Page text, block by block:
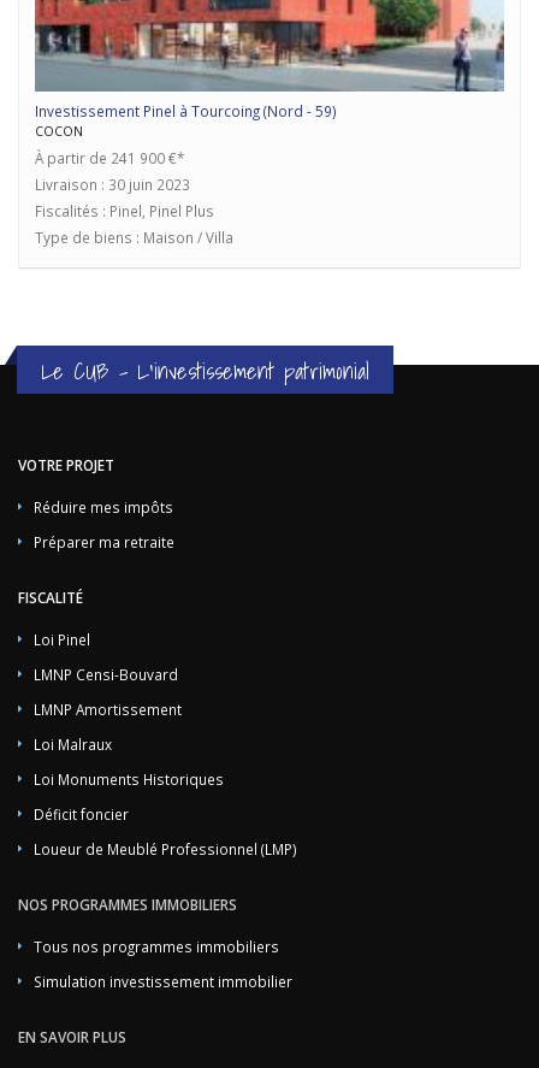
Investissement Pinel à Tourcoing (Nord - 59)
COCON
À partir de 241 900 €*
Livraison : 30 juin 2023
Fiscalités : Pinel, Pinel Plus
Type de biens : Maison / Villa
Le CUB - L'investissement patrimonial
VOTRE PROJET
Réduire mes impôts
Préparer ma retraite
FISCALITÉ
Loi Pinel
LMNP Censi-Bouvard
LMNP Amortissement
Loi Malraux
Loi Monuments Historiques
Déficit foncier
Loueur de Meublé Professionnel (LMP)
NOS PROGRAMMES IMMOBILIERS
Tous nos programmes immobiliers
Simulation investissement immobilier
EN SAVOIR PLUS